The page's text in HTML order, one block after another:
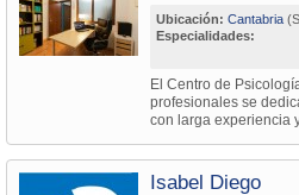
Ubicación: Cantabria
Especialidades:
El Centro de
profesionales se
con larga experiencia
Isabel Diego